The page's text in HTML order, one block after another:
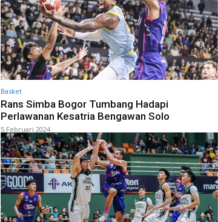
Basket
Rans Simba Bogor Tumbang Hadapi
Perlawanan Kesatria Bengawan Solo
5 Februari 2024